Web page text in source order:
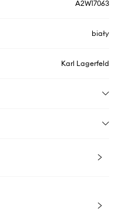
A2W17063
biały
Karl Lagerfeld